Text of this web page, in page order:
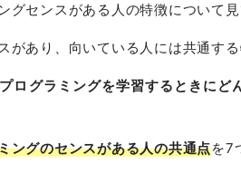
グセンスがある人の特徴について見
があり、向いている人には共通する
プログラミングを学習するときにど
ングのセンスがある人の共通点を7